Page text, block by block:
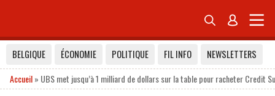
 
BELGIQUE ÉCONOMIE POLITIQUE FIL INFO
NEWSLETTERS
Accueil» UBS met jusqu’à 1 milliard de dollars sur la table pour racheter Credit